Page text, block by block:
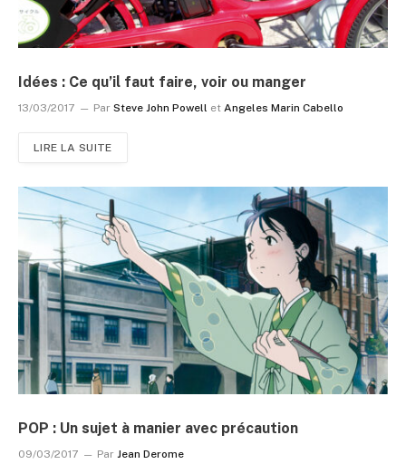
Idées : Ce qu’il faut faire, voir ou manger
13/03/2017 Par Steve John Powell et Angeles Marin Cabello
LIRE LA SUITE
POP : Un sujet à manier avec précaution
09/03/2017 Par Jean Derome